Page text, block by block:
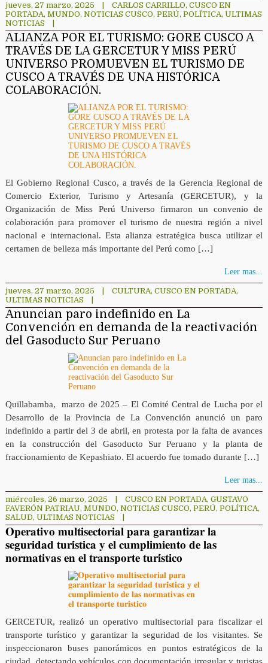
jueves, 27 marzo, 2025 CARLOS CARRILLO, CUSCO EN
PORTADA, MUNDO, NOTICIAS CUSCO, PERÚ, POLÍTICA, ULTIMAS
NOTICIAS
ALIANZA POR EL TURISMO: GORE CUSCO A
TRAVÉS DE LA GERCETUR Y MISS PERÚ
UNIVERSO PROMUEVEN EL TURISMO DE
CUSCO A TRAVÉS DE UNA HISTÓRICA
COLABORACIÓN.
El Gobierno Regional Cusco, a través de la Gerencia Regional de
Comercio Exterior, Turismo y Artesanía (GERCETUR), y la
Organización de Miss Perú Universo firmaron un convenio de
colaboración para promover el turismo de nuestra región a nivel
nacional e internacional. Esta alianza estratégica busca utilizar el
certamen de belleza más importante del Perú como […]
Leer mas...
jueves, 27 marzo, 2025 CULTURA, CUSCO EN PORTADA,
ULTIMAS NOTICIAS
Anuncian paro indefinido en La
Convención en demanda de la reactivación
del Gasoducto Sur Peruano
Quillabamba, marzo de 2025 – El Comité Central de Lucha por el
Desarrollo de la Provincia de La Convención anunció un paro
indefinido a partir del 3 de abril, en protesta por la falta de avances
en la construcción del Gasoducto Sur Peruano y la planta de
fraccionamiento de Kepashiato. El acuerdo fue tomado durante […]
Leer mas...
miércoles, 26 marzo, 2025 CUSCO EN PORTADA, GUSTAVO
FAVERÓN PATRIAU, MUNDO, NOTICIAS CUSCO, PERÚ, POLÍTICA,
SALUD, ULTIMAS NOTICIAS
𝐎𝐩𝐞𝐫𝐚𝐭𝐢𝐯𝐨 𝐦𝐮𝐥𝐭𝐢𝐬𝐞𝐜𝐭𝐨𝐫𝐢𝐚𝐥 𝐩𝐚𝐫𝐚 𝐠𝐚𝐫𝐚𝐧𝐭𝐢𝐳𝐚𝐫 𝐥𝐚
𝐬𝐞𝐠𝐮𝐫𝐢𝐝𝐚𝐝 𝐭𝐮𝐫𝐢́𝐬𝐭𝐢𝐜𝐚 𝐲 𝐞𝐥 𝐜𝐮𝐦𝐩𝐥𝐢𝐦𝐢𝐞𝐧𝐭𝐨 𝐝𝐞 𝐥𝐚𝐬
𝐧𝐨𝐫𝐦𝐚𝐭𝐢𝐯𝐚𝐬 𝐞𝐧 𝐞𝐥 𝐭𝐫𝐚𝐧𝐬𝐩𝐨𝐫𝐭𝐞 𝐭𝐮𝐫𝐢́𝐬𝐭𝐢𝐜𝐨
GERCETUR, realizó un operativo multisectorial para fiscalizar el
transporte turístico y garantizar la seguridad de los visitantes. Se
inspeccionaron buses panorámicos en puntos estratégicos de la